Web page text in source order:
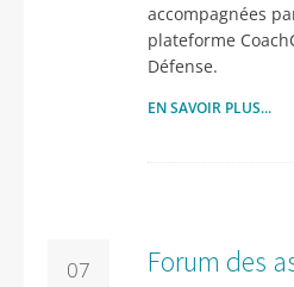
accompagnées
plateforme
Défense.
EN SAVOIR PLUS...
07
Forum des